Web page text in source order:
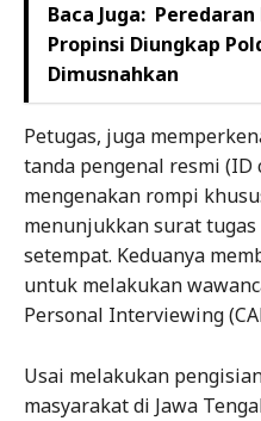
Baca Juga:
Propinsi Diungkap
Dimusnahkan
Petugas, juga
tanda pengenal resmi (ID
mengenakan rompi
menunjukkan surat
setempat. Keduanya
untuk melakukan
Personal Interviewing
Usai melakukan
masyarakat di Jawa